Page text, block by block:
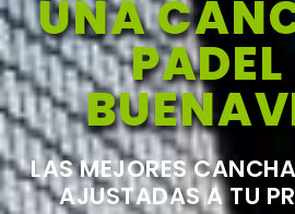
UNA
LAS MEJORES
AJUSTADAS A TU